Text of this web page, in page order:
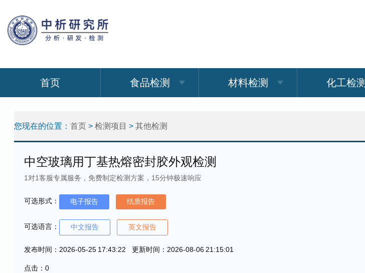
首页 食品检测 材料检测 化工检测
您现在的位置： 首页 > 检测项目 > 其他检测
中空玻璃用丁基热熔密封胶外观检测
1对1客服专属服务，免费制定检测方案，15分钟极速响应
可选形式： 电子报告 纸质报告
可选语言： 中文报告 英文报告
发布时间：2026-05-25 17:43:22 更新时间：2026-08-06 21:15:01
点击：0